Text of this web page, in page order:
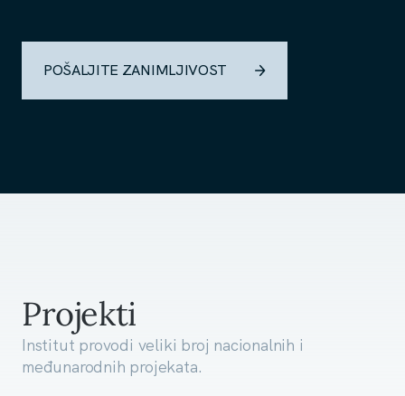
POŠALJITE ZANIMLJIVOST
Projekti
Institut provodi veliki broj nacionalnih i
međunarodnih projekata.